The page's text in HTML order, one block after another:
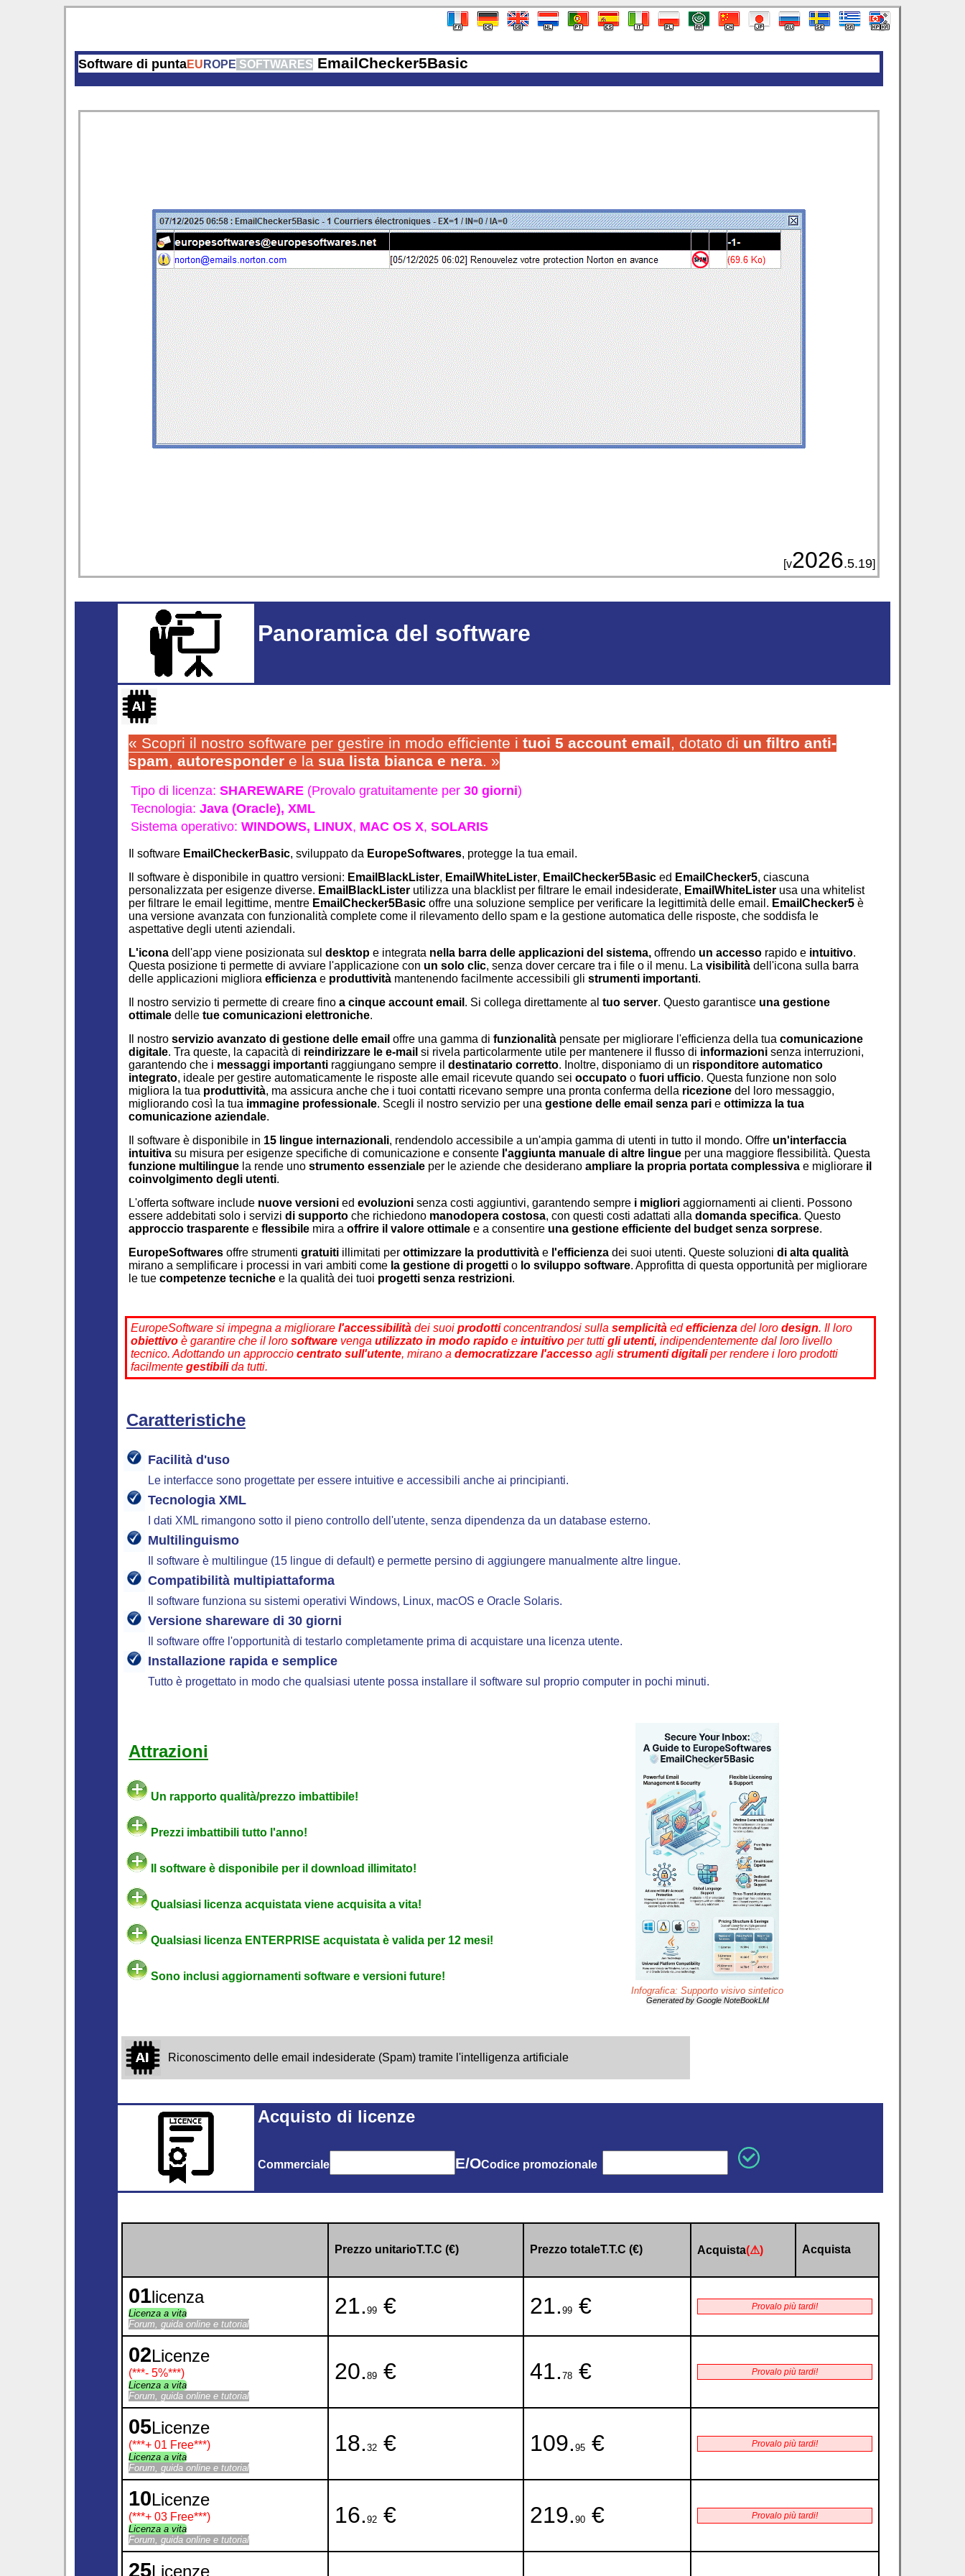
Software di puntaEU ROPE SOFTWARES EmailChecker5Basic
[v2026.5.19]
Panoramica del software
« Scopri il nostro software per gestire in modo efficiente i tuoi 5 account email, dotato di un filtro anti-
spam, autoresponder e la sua lista bianca e nera. »
Tipo di licenza: SHAREWARE (Provalo gratuitamente per 30 giorni)
Tecnologia: Java (Oracle), XML
Sistema operativo: WINDOWS, LINUX, MAC OS X, SOLARIS
Il software EmailCheckerBasic, sviluppato da EuropeSoftwares, protegge la tua email.
Il software è disponibile in quattro versioni: EmailBlackLister, EmailWhiteLister, EmailChecker5Basic ed EmailChecker5, ciascuna
personalizzata per esigenze diverse. EmailBlackLister utilizza una blacklist per filtrare le email indesiderate, EmailWhiteLister usa una whitelist
per filtrare le email legittime, mentre EmailChecker5Basic offre una soluzione semplice per verificare la legittimità delle email. EmailChecker5 è
una versione avanzata con funzionalità complete come il rilevamento dello spam e la gestione automatica delle risposte, che soddisfa le
aspettative degli utenti aziendali.
L'icona dell'app viene posizionata sul desktop e integrata nella barra delle applicazioni del sistema, offrendo un accesso rapido e intuitivo.
Questa posizione ti permette di avviare l'applicazione con un solo clic, senza dover cercare tra i file o il menu. La visibilità dell'icona sulla barra
delle applicazioni migliora efficienza e produttività mantenendo facilmente accessibili gli strumenti importanti.
Il nostro servizio ti permette di creare fino a cinque account email . Si collega direttamente al tuo server. Questo garantisce una gestione
ottimale delle tue comunicazioni elettroniche.
Il nostro servizio avanzato di gestione delle email offre una gamma di funzionalità pensate per migliorare l'efficienza della tua comunicazione
digitale. Tra queste, la capacità di reindirizzare le e-mail si rivela particolarmente utile per mantenere il flusso di informazioni senza interruzioni,
garantendo che i messaggi importanti raggiungano sempre il destinatario corretto. Inoltre, disponiamo di un risponditore automatico
integrato, ideale per gestire automaticamente le risposte alle email ricevute quando sei occupato o fuori ufficio. Questa funzione non solo
migliora la tua produttività, ma assicura anche che i tuoi contatti ricevano sempre una pronta conferma della ricezione del loro messaggio,
migliorando così la tua immagine professionale. Scegli il nostro servizio per una gestione delle email senza pari e ottimizza la tua
comunicazione aziendale.
Il software è disponibile in 15 lingue internazionali, rendendolo accessibile a un'ampia gamma di utenti in tutto il mondo. Offre un'interfaccia
intuitiva su misura per esigenze specifiche di comunicazione e consente l'aggiunta manuale di altre lingue per una maggiore flessibilità. Questa
funzione multilingue la rende uno strumento essenziale per le aziende che desiderano ampliare la propria portata complessiva e migliorare il
coinvolgimento degli utenti.
L'offerta software include nuove versioni ed evoluzioni senza costi aggiuntivi, garantendo sempre i migliori aggiornamenti ai clienti. Possono
essere addebitati solo i servizi di supporto che richiedono manodopera costosa, con questi costi adattati alla domanda specifica. Questo
approccio trasparente e flessibile mira a offrire il valore ottimale e a consentire una gestione efficiente del budget senza sorprese.
EuropeSoftwares offre strumenti gratuiti illimitati per ottimizzare la produttività e l'efficienza dei suoi utenti. Queste soluzioni di alta qualità
mirano a semplificare i processi in vari ambiti come la gestione di progetti o lo sviluppo software. Approfitta di questa opportunità per migliorare
le tue competenze tecniche e la qualità dei tuoi progetti senza restrizioni.
EuropeSoftware si impegna a migliorare l'accessibilità dei suoi prodotticoncentrandosi sulla semplicità edefficienza del loro design. Il loro
obiettivo è garantire che il loro software venga utilizzato in modo rapido e intuitivo per tutti gli utenti, indipendentemente dal loro livello
tecnico. Adottando un approccio centrato sull'utente, mirano a democratizzare l'accesso agli strumenti digitaliper rendere i loro prodotti
facilmente gestibilida tutti.
Caratteristiche
Facilità d'uso
Le interfacce sono progettate per essere intuitive e accessibili anche ai principianti.
Tecnologia XML
I dati XML rimangono sotto il pieno controllo dell'utente, senza dipendenza da un database esterno.
Multilinguismo
Il software è multilingue (15 lingue di default) e permette persino di aggiungere manualmente altre lingue.
Compatibilità multipiattaforma
Il software funziona su sistemi operativi Windows, Linux, macOS e Oracle Solaris.
Versione shareware di 30 giorni
Il software offre l'opportunità di testarlo completamente prima di acquistare una licenza utente.
Installazione rapida e semplice
Tutto è progettato in modo che qualsiasi utente possa installare il software sul proprio computer in pochi minuti.
Attrazioni
Un rapporto qualità/prezzo imbattibile!
Prezzi imbattibili tutto l'anno!
Il software è disponibile per il download illimitato!
Qualsiasi licenza acquistata viene acquisita a vita!
Qualsiasi licenza ENTERPRISE acquistata è valida per 12 mesi!
Sono inclusi aggiornamenti software e versioni future!
Infografica: Supporto visivo sintetico
Generated by Google NoteBookLM
Riconoscimento delle email indesiderate (Spam) tramite l'intelligenza artificiale
Acquisto di licenze
Commerciale E/OCodice promozionale
Prezzo unitarioT.T.C (€) Prezzo totaleT.T.C (€) Acquista(⚠) Acquista
01licenza
Licenza a vita
Forum, guida online e tutorial
21. 99 € 21. 99 € Provalo più tardi!
02Licenze
(***- 5%***)
Licenza a vita
Forum, guida online e tutorial
20. 89 € 41. 78 € Provalo più tardi!
05Licenze
(***+ 01 Free***)
Licenza a vita
Forum, guida online e tutorial
18. 32 € 109. 95 € Provalo più tardi!
10Licenze
(***+ 03 Free***)
Licenza a vita
Forum, guida online e tutorial
16. 92 € 219. 90 € Provalo più tardi!
25Licenze